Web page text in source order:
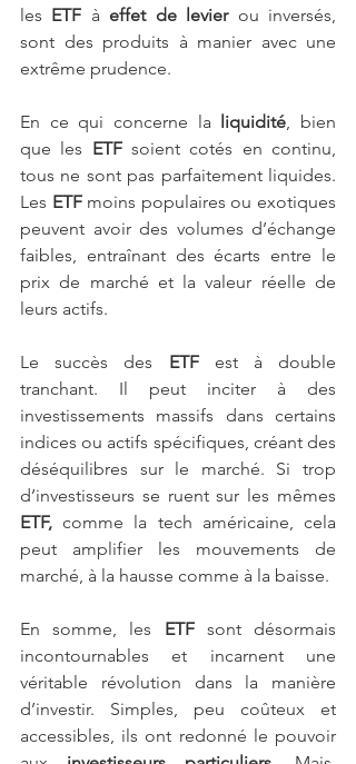
les ETF à effet de levier ou inversés,
sont des produits à manier avec une
extrême prudence.
En ce qui concerne la liquidité, bien
que les ETF soient cotés en continu,
tous ne sont pas parfaitement liquides.
Les ETF moins populaires ou exotiques
peuvent avoir des volumes d’échange
faibles, entraînant des écarts entre le
prix de marché et la valeur réelle de
leurs actifs.
Le succès des ETF est à double
tranchant. Il peut inciter à des
investissements massifs dans certains
indices ou actifs spécifiques, créant des
déséquilibres sur le marché. Si trop
ETF, comme la tech américaine, cela
peut amplifier les mouvements de
marché, à la hausse comme à la baisse.
En somme, les ETF sont désormais
incontournables et incarnent une
véritable révolution dans la manière
d’investir. Simples, peu coûteux et
accessibles, ils ont redonné le pouvoir